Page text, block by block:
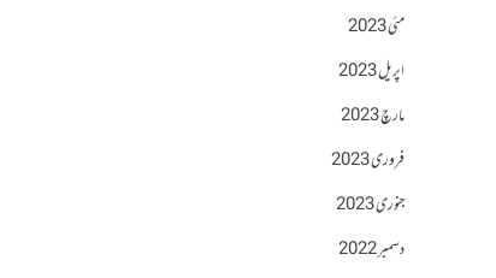
مئی 2023
اپریل 2023
مارچ 2023
فروری 2023
جنوری 2023
دسمبر 2022